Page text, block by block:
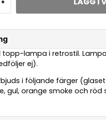
+
topp-lampa i retrostil.
ej).
i följande färger
gul, orange smoke och röd